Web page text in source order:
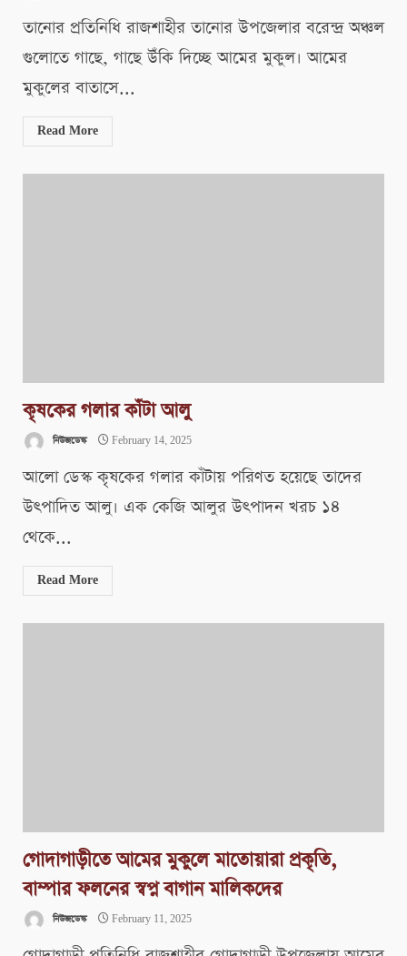
তানোর প্রতিনিধি রাজশাহীর তানোর উপজেলার বরেন্দ্র অঞ্চল
গুলোতে গাছে, গাছে উঁকি দিচ্ছে আমের মুকুল। আমের
মুকুলের বাতাসে...
Read More
কৃষকের গলার কাঁটা আলু
নিউজডেস্ক February 14, 2025
আলো ডেস্ক কৃষকের গলার কাঁটায় পরিণত হয়েছে তাদের
উৎপাদিত আলু। এক কেজি আলুর উৎপাদন খরচ ১৪
থেকে...
Read More
গোদাগাড়ীতে আমের মুকুলে মাতোয়ারা প্রকৃতি,
বাম্পার ফলনের স্বপ্ন বাগান মালিকদের
নিউজডেস্ক February 11, 2025